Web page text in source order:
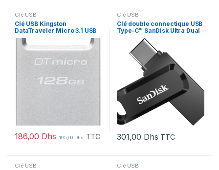
Clé USB
Clé USB Kingston
DataTraveler Micro 3.1 USB
Type-A 3.2 Gen 1 128 Go
(DTMC3G2/128GB)
186,00 Dhs 195,00Dhs TTC
Clé USB
Clé double connectique USB
Type-C™ SanDisk Ultra Dual
Drive 256 Go (SDDDC3-
256G-G46)
301,00 Dhs TTC
Clé USB Clé USB